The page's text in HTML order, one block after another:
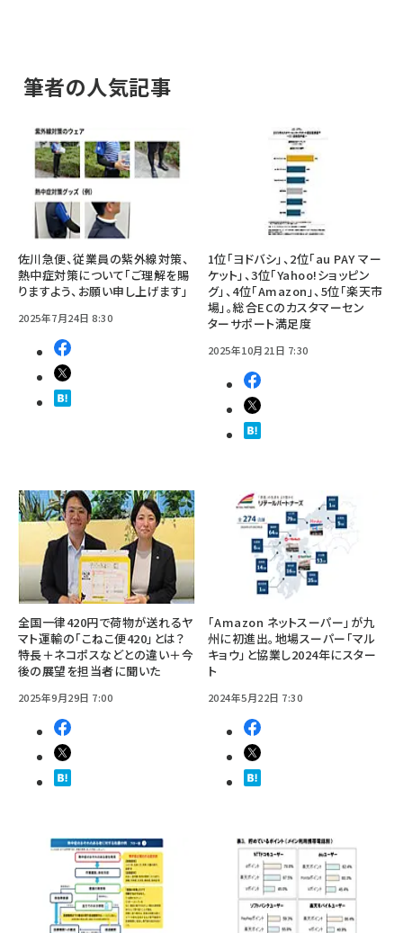
筆者の人気記事
佐川急便、従業員の紫外線対策、
熱中症対策について「ご理解を賜
りますよう、お願い申し上げます」
2025年7月24日 8:30
1位「ヨドバシ」、2位「au PAY マー
ケット」、3位「Yahoo!ショッピン
グ」、4位「Amazon」、5位「楽天市
場」。総合ECのカスタマーセン
ターサポート満足度
2025年10月21日 7:30
全国一律420円で荷物が送れるヤ
マト運輸の「こねこ便420」とは？
特長＋ネコポスなどとの違い＋今
後の展望を担当者に聞いた
2025年9月29日 7:00
「Amazon ネットスーパー」が九
州に初進出。地場スーパー「マル
キョウ」と協業し2024年にスター
ト
2024年5月22日 7:30